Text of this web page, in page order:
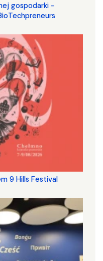
gospodarki -
9 Hills Festival